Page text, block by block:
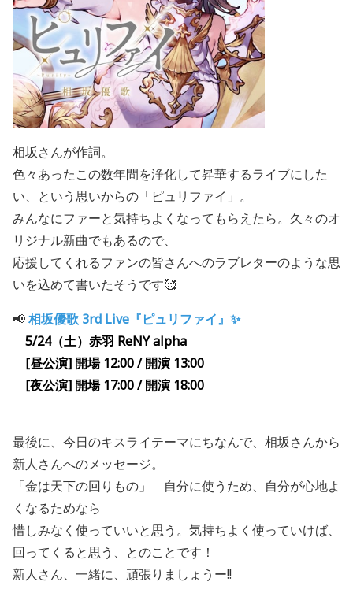
相坂さんが作詞。
色々あったこの数年間を浄化して昇華するライブにした
い、という思いからの「ピュリファイ」。
みんなにファーと気持ちよくなってもらえたら。久々のオ
リジナル新曲でもあるので、
応援してくれるファンの皆さんへのラブレターのような思
いを込めて書いたそうです🥰
📢相坂優歌 3rd Live『ピュリファイ』✨
5/24（土）赤羽 ReNY alpha
[昼公演] 開場 12:00 / 開演 13:00
[夜公演] 開場 17:00 / 開演 18:00
最後に、今日のキスライテーマにちなんで、相坂さんから
新人さんへのメッセージ。
「金は天下の回りもの」 自分に使うため、自分が心地よ
くなるためなら
惜しみなく使っていいと思う。気持ちよく使っていけば、
回ってくると思う、とのことです！
新人さん、一緒に、頑張りましょうー!!